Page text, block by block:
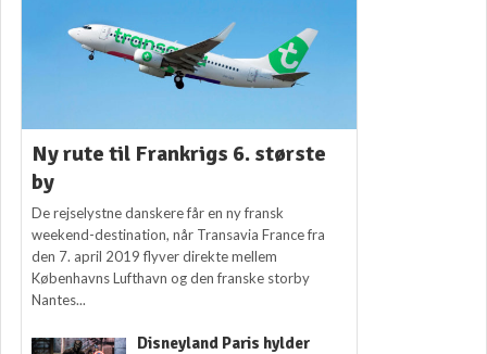
Ny rute til Frankrigs 6. største
by
De rejselystne danskere får en ny fransk
weekend-destination, når Transavia France fra
den 7. april 2019 flyver direkte mellem
Københavns Lufthavn og den franske storby
Nantes...
Disneyland Paris hylder